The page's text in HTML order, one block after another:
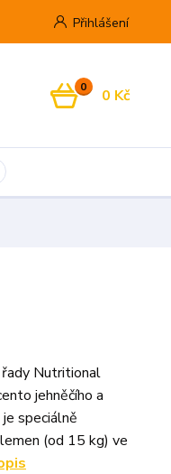
Přihlášení
0 0 Kč
řady Nutritional
jehněčího a
speciálně
(od 15 kg) ve